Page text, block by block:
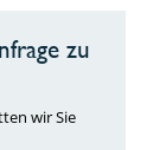
zu
wir Sie